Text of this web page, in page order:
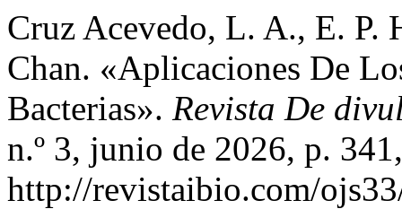
Cruz Acevedo, L. A., E. P.
Chan. «Aplicaciones De
Bacterias». Revista De
n.º 3, junio de 2026, p. 341,
http://revistaibio.com/